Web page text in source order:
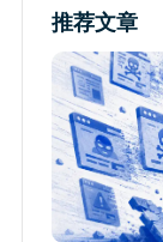
推荐文章